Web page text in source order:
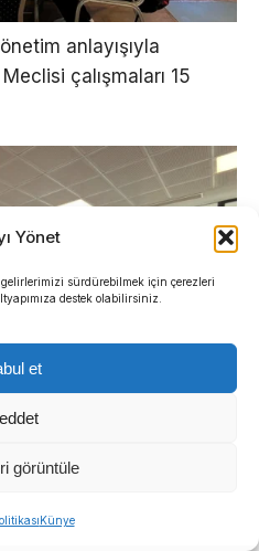
Yönet
sürdürebilmek için çerezleri
destek olabilirsiniz.
et
görüntüle
Künye
anlayışıyla
çalışmaları 15